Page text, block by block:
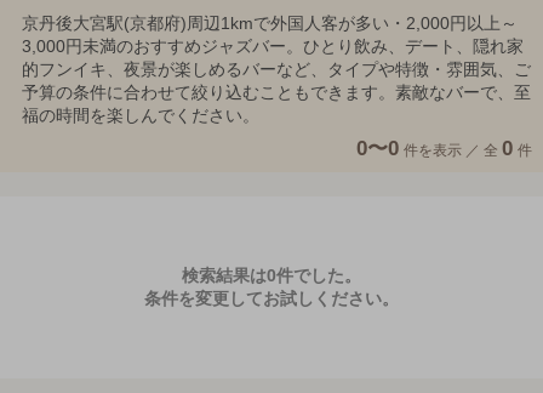
京丹後大宮駅(京都府)周辺1kmで外国人客が多い・2,000円以上～
3,000円未満のおすすめジャズバー。ひとり飲み、デート、隠れ家
的フンイキ、夜景が楽しめるバーなど、タイプや特徴・雰囲気、ご
予算の条件に合わせて絞り込むこともできます。素敵なバーで、至
福の時間を楽しんでください。
0〜0 件を表示 ／ 全 0 件
検索結果は0件でした。
条件を変更してお試しください。